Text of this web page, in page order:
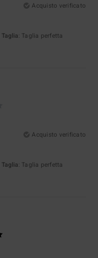
Acquisto verificato
Taglia: Taglia perfetta
Acquisto verificato
Taglia: Taglia perfetta